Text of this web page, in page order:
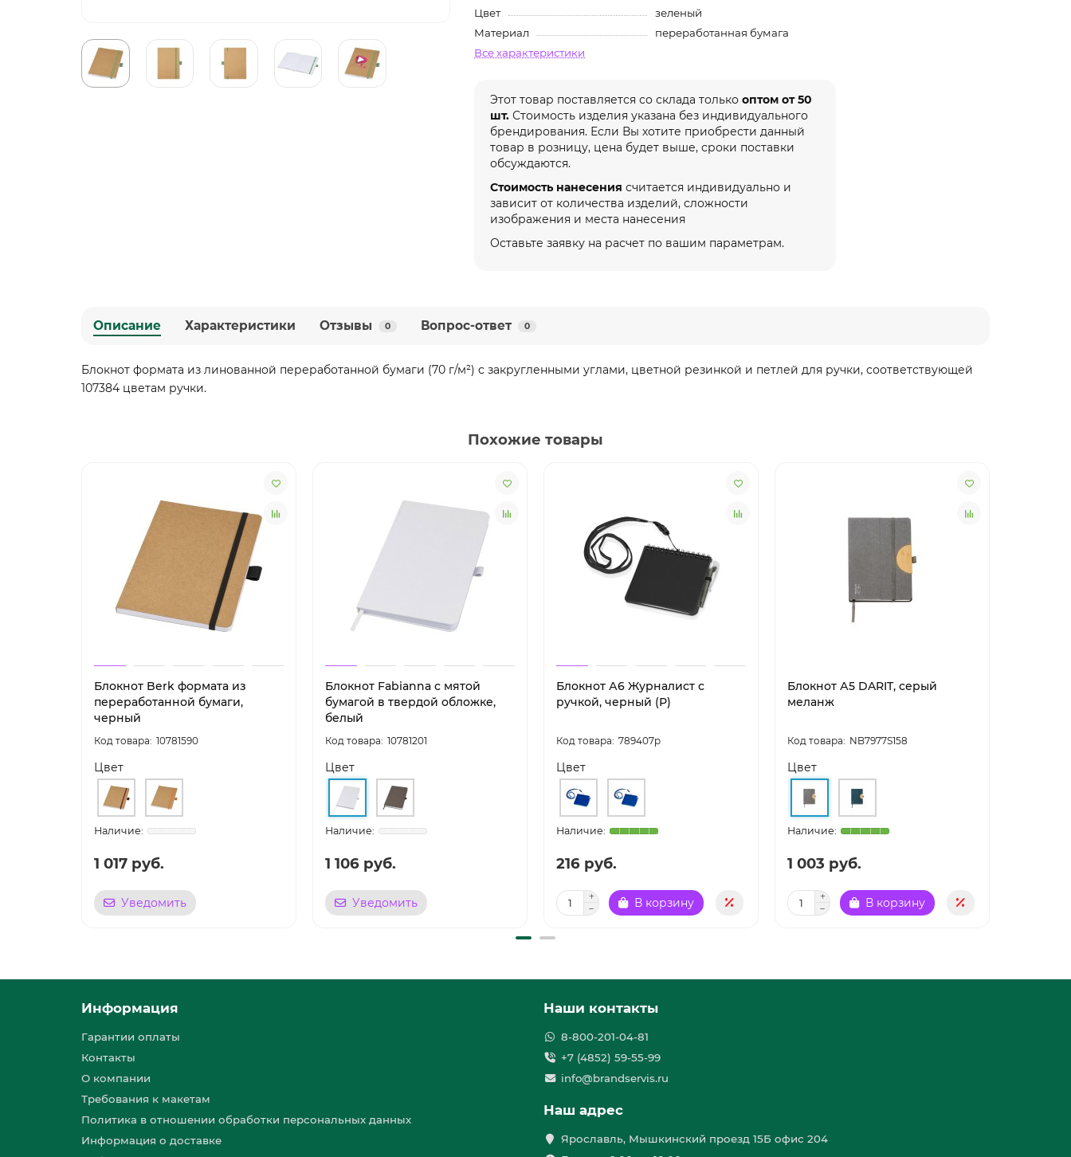
Цвет
зеленый
Материал
переработанная бумага
Все характеристики
Этот товар поставляется со склада толькооптом от 50
шт. Стоимость изделия указана без индивидуального
брендирования. Если Вы хотите приобрести данный
товар в розницу, цена будет выше, сроки поставки
обсуждаются.
Стоимость нанесения считается индивидуально и
зависит от количества изделий, сложности
изображения и места нанесения
Оставьте заявку на расчет по вашим параметрам.
Описание Характеристики Отзывы 0 Вопрос-ответ 0
Блокнот формата из линованной переработанной бумаги (70 г/м²) с закругленными углами, цветной резинкой и петлей для ручки, соответствующей
107384 цветам ручки.
Похожие товары
Блокнот Berk формата из
переработанной бумаги,
черный
10781590
Цвет
1 017 руб.
Уведомить
Блокнот Fabianna с мятой
бумагой в твердой обложке,
белый
10781201
Цвет
1 106 руб.
Уведомить
Блокнот А6 Журналист с
ручкой, черный (Р)
789407p
Цвет
216 руб.
В корзину
Блокнот А5 DARIT, серый
меланж
NB7977S158
Цвет
1 003 руб.
В корзину
Информация
Гарантии оплаты
Контакты
О компании
Требования к макетам
Политика в отношении обработки персональных данных
Информация о доставке
Наши контакты
8-800-201-04-81
+7 (4852) 59-55-99
info@brandservis.ru
Наш адрес
Ярославль, Мышкинский проезд 15Б офис 204